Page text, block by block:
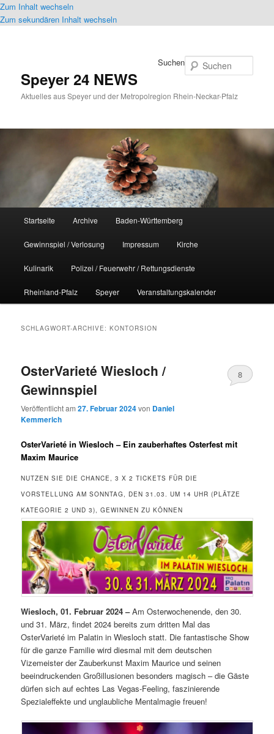
Zum Inhalt wechseln
Zum sekundären Inhalt wechseln
Speyer 24 NEWS
Aktuelles aus Speyer und der Metropolregion Rhein-Neckar-Pfalz
Suchen
Startseite Archive Baden-Württemberg
Gewinnspiel / Verlosung Impressum Kirche
Kulinarik Polizei / Feuerwehr / Rettungsdienste
Rheinland-Pfalz Speyer Veranstaltungskalender
SCHLAGWORT-ARCHIVE:KONTORSION
OsterVarieté Wiesloch /
Gewinnspiel
Veröffentlicht am27. Februar 2024von Daniel
Kemmerich
8
OsterVarieté in Wiesloch – Ein zauberhaftes Osterfest mit
Maxim Maurice
NUTZEN SIE DIE CHANCE, 3 X 2 TICKETS FÜR DIE
VORSTELLUNG AM SONNTAG, DEN 31.03. UM 14 UHR (PLÄTZE
KATEGORIE 2 UND 3), GEWINNEN ZU KÖNNEN
Wiesloch, 01. Februar 2024 –Am Osterwochenende, den 30.
und 31. März, findet 2024 bereits zum dritten Mal das
OsterVarieté im Palatin in Wiesloch statt. Die fantastische Show
für die ganze Familie wird diesmal mit dem deutschen
Vizemeister der Zauberkunst Maxim Maurice und seinen
beeindruckenden Großillusionen besonders magisch – die Gäste
dürfen sich auf echtes Las Vegas-Feeling, faszinierende
Spezialeffekte und unglaubliche Mentalmagie freuen!